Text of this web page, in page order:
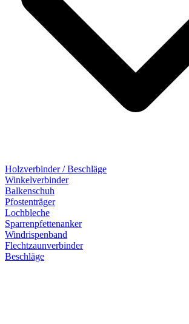
Holzverbinder / Beschläge
Winkelverbinder
Balkenschuh
Pfostenträger
Lochbleche
Sparrenpfettenanker
Windrispenband
Flechtzaunverbinder
Beschläge